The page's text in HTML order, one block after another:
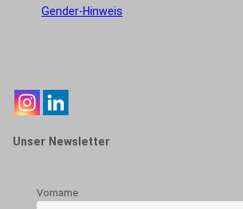
Gender-Hinweis
Unser Newsletter
Vorname